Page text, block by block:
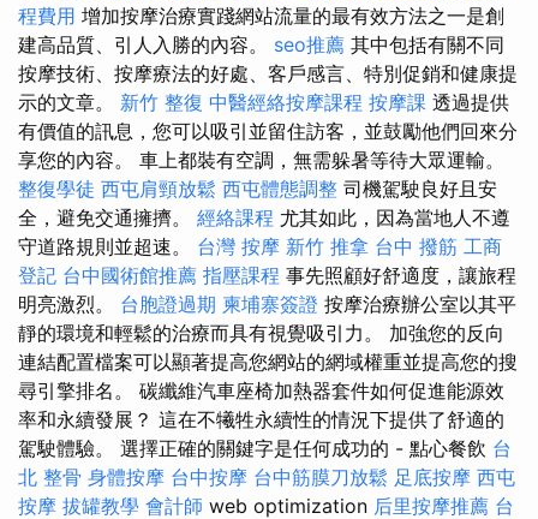
程費用 增加按摩治療實踐網站流量的最有效方法之一是創
建高品質、引人入勝的內容。 seo推薦 其中包括有關不同
按摩技術、按摩療法的好處、客戶感言、特別促銷和健康提
示的文章。 新竹 整復 中醫經絡按摩課程 按摩課 透過提供
有價值的訊息，您可以吸引並留住訪客，並鼓勵他們回來分
享您的內容。 車上都裝有空調，無需躲暑等待大眾運輸。
整復學徒 西屯肩頸放鬆 西屯體態調整 司機駕駛良好且安
全，避免交通擁擠。 經絡課程 尤其如此，因為當地人不遵
守道路規則並超速。 台灣 按摩 新竹 推拿 台中 撥筋 工商
登記 台中國術館推薦 指壓課程 事先照顧好舒適度，讓旅程
明亮激烈。 台胞證過期 柬埔寨簽證 按摩治療辦公室以其平
靜的環境和輕鬆的治療而具有視覺吸引力。 加強您的反向
連結配置檔案可以顯著提高您網站的網域權重並提高您的搜
尋引擎排名。 碳纖維汽車座椅加熱器套件如何促進能源效
率和永續發展？ 這在不犧牲永續性的情況下提供了舒適的
駕駛體驗。 選擇正確的關鍵字是任何成功的 - 點心餐飲 台
北 整骨 身體按摩 台中按摩 台中筋膜刀放鬆 足底按摩 西屯
按摩 拔罐教學 會計師 web optimization 后里按摩推薦 台